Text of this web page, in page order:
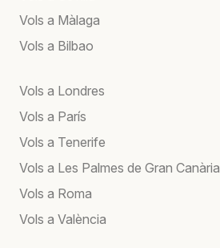
Vols a Màlaga
Vols a Bilbao
Vols a Londres
Vols a París
Vols a Tenerife
Vols a Les Palmes de Gran Canària
Vols a Roma
Vols a València